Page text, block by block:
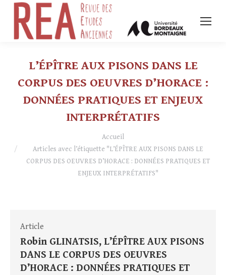
L’ÉPÎTRE AUX PISONS DANS LE
CORPUS DES OEUVRES D’HORACE :
DONNÉES PRATIQUES ET ENJEUX
INTERPRÉTATIFS
Accueil
Articles avec l’étiquette "L’ÉPÎTRE AUX PISONS DANS LE
CORPUS DES OEUVRES D’HORACE : DONNÉES PRATIQUES ET
ENJEUX INTERPRÉTATIFS"
Article
Robin GLINATSIS, L’ÉPÎTRE AUX PISONS
DANS LE CORPUS DES OEUVRES
D’HORACE : DONNÉES PRATIQUES ET